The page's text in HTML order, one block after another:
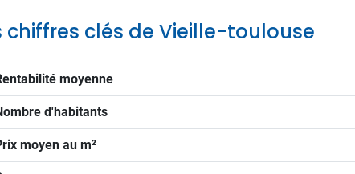
chiffres clés de Vieille-toulouse
moyenne
d'habitants
moyen au m²